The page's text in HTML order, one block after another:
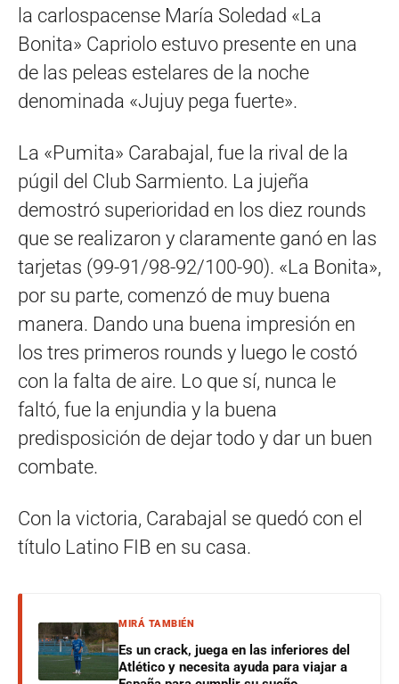
la carlospacense María Soledad «La
Bonita» Capriolo estuvo presente en una
de las peleas estelares de la noche
denominada «Jujuy pega fuerte».
La «Pumita» Carabajal, fue la rival de la
púgil del Club Sarmiento. La jujeña
demostró superioridad en los diez rounds
que se realizaron y claramente ganó en las
tarjetas (99-91/98-92/100-90). «La Bonita»,
por su parte, comenzó de muy buena
manera. Dando una buena impresión en
los tres primeros rounds y luego le costó
con la falta de aire. Lo que sí, nunca le
faltó, fue la enjundia y la buena
predisposición de dejar todo y dar un buen
combate.
Con la victoria, Carabajal se quedó con el
título Latino FIB en su casa.
MIRÁ TAMBIÉN
Es un crack, juega en las inferiores del
Atlético y necesita ayuda para viajar a